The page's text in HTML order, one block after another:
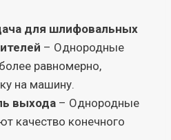
для шлифовальных
– Однородные
равномерно,
на машину.
выхода – Однородные
качество конечного